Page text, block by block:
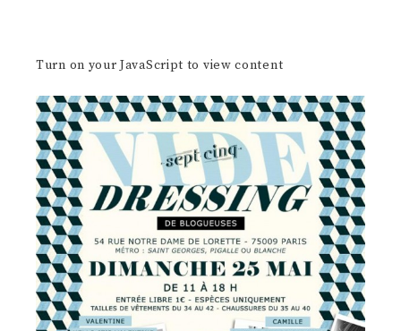
Turn on your JavaScript to view content